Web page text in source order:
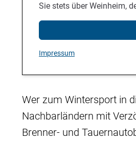
Sie stets über Weinheim,
Impressum
Wer zum Wintersport in
Nachbarländern mit
Brenner- und